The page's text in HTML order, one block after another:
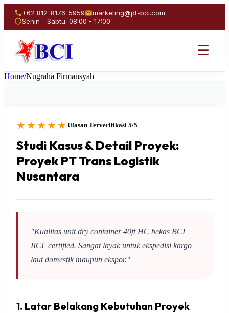
+62 812-8176-5959
marketing@pt-bci.com
Senin - Sabtu: 08:00 - 17:00
☰
Home/Nugraha Firmansyah
★★★★★ Ulasan Terverifikasi 5/5
Studi Kasus & Detail Proyek:
Proyek PT Trans Logistik
Nusantara
"Kualitas unit dry container 40ft HC bekas BCI
IICL certified. Sangat layak untuk ekspedisi kargo
laut domestik maupun ekspor."
1. Latar Belakang Kebutuhan Proyek